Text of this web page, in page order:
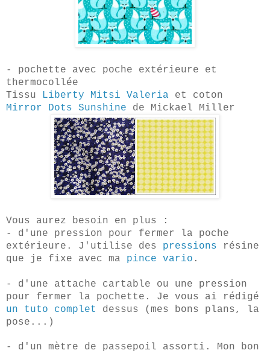
- pochette avec poche extérieure et
thermocollée
Tissu Liberty Mitsi Valeria et coton
Mirror Dots Sunshine de Mickael Miller
Vous aurez besoin en plus :
- d'une pression pour fermer la poche
extérieure. J'utilise des pressions résine
que je fixe avec ma pince vario .
- d'une attache cartable ou une pression
pour fermer la pochette. Je vous ai rédigé
un tuto complet
dessus (mes bons plans, la
pose...)
- d'un mètre de passepoil assorti. Mon bon